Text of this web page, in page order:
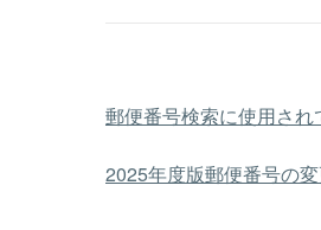
郵便番号検索に使用さ
2025年度版郵便番号の